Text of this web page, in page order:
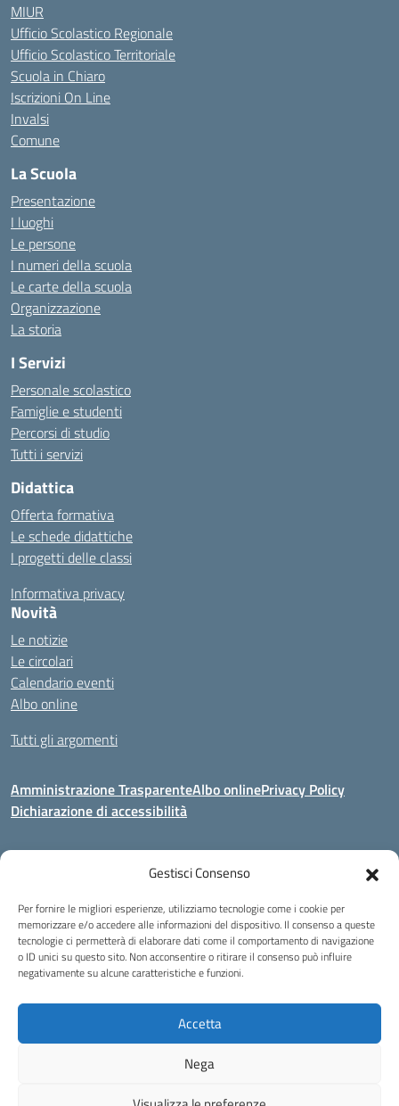
Gestisci Consenso
Per fornire le migliori esperienze, utilizziamo tecnologie come i cookie per
memorizzare e/o accedere alle informazioni del dispositivo. Il consenso a queste
tecnologie ci permetterà di elaborare dati come il comportamento di navigazione
o ID unici su questo sito. Non acconsentire o ritirare il consenso può influire
negativamente su alcune caratteristiche e funzioni.
Accetta
Nega
MIUR
Ufficio Scolastico Regionale
Ufficio Scolastico Territoriale
Scuola in Chiaro
Iscrizioni On Line
Invalsi
Comune
La Scuola
Presentazione
I luoghi
Le persone
I numeri della scuola
Le carte della scuola
Organizzazione
La storia
I Servizi
Personale scolastico
Famiglie e studenti
Percorsi di studio
Tutti i servizi
Didattica
Offerta formativa
Le schede didattiche
I progetti delle classi
Informativa privacy
Novità
Le notizie
Le circolari
Calendario eventi
Albo online
Tutti gli argomenti
Amministrazione TrasparenteAlbo onlinePrivacy Policy
Dichiarazione di accessibilità
Via Corridoni 34/36 Milano
Posta elettronica certificata (PEC):miic8de001@pec.istruzione.it
Codice fiscale: 80124970155
Istituto Omnicomprensivo Musicale Statale
Via Corridoni 34/36 Milano | Tel. 02 88446647 Fax 02-88.440.328
miic8de001@istruzione.it | miic8de001@pec.istruzione.it
C.F. 80124970155